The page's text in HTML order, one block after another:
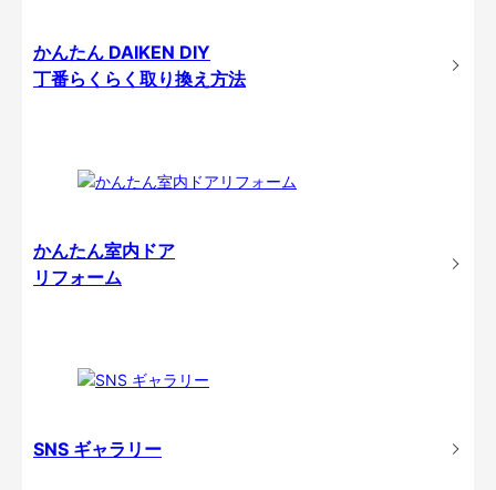
かんたん DAIKEN DIY
丁番らくらく取り換え方法
かんたん室内ドア
リフォーム
SNS ギャラリー